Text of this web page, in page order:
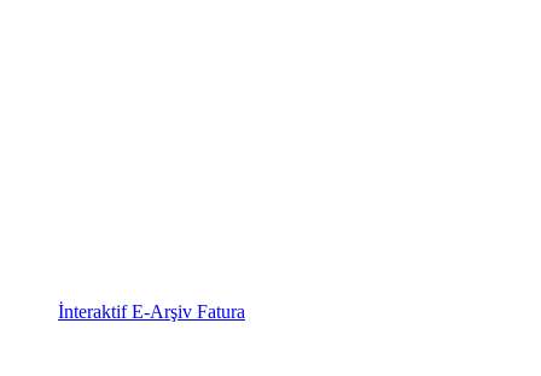
İnteraktif E-Arşiv Fatura